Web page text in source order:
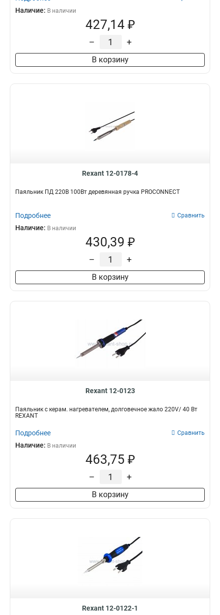
Наличие: В наличии
427,14 ₽
– +
В корзину
Rexant 12-0178-4
Паяльник ПД 220В 100Вт деревянная ручка PROCONNECT
Подробнее Сравнить
Наличие: В наличии
430,39 ₽
– +
В корзину
Rexant 12-0123
Паяльник с керам. нагревателем, долговечное жало 220V/ 40 Вт
REXANT
Подробнее Сравнить
Наличие: В наличии
463,75 ₽
– +
В корзину
Rexant 12-0122-1